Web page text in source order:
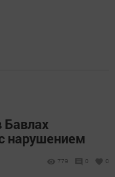
Бавлах
нарушением
779 0 0